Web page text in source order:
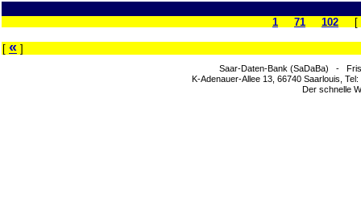
1 71 102 [
[ « ]
Saar-Daten-Bank (SaDaBa) -
K-Adenauer-Allee 13, 66740 Saarlouis,
Der schnelle